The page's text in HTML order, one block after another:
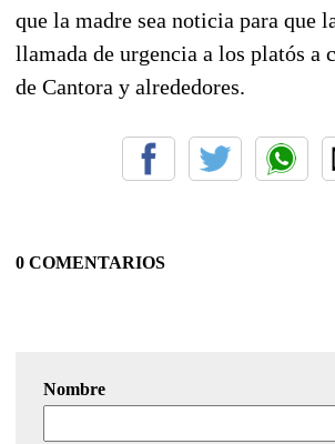
que la madre sea noticia para que
llamada de urgencia a los platós a
de Cantora y alrededores.
0 COMENTARIOS
Nombre